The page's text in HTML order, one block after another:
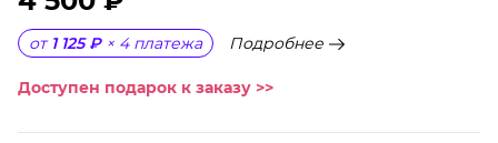
от 1 125 ₽ × 4 платежа Подробнее
Доступен подарок к заказу >>